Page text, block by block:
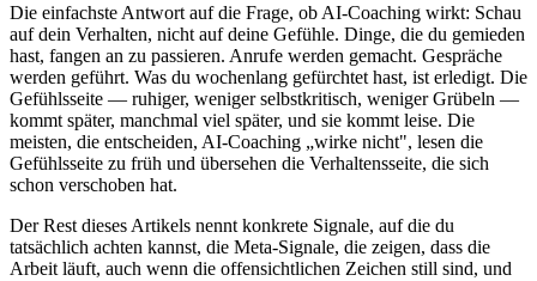
Die einfachste Antwort auf die Frage, ob AI-Coaching wirkt: Schau
auf dein Verhalten, nicht auf deine Gefühle. Dinge, die du gemieden
hast, fangen an zu passieren. Anrufe werden gemacht. Gespräche
werden geführt. Was du wochenlang gefürchtet hast, ist erledigt. Die
Gefühlsseite — ruhiger, weniger selbstkritisch, weniger Grübeln —
kommt später, manchmal viel später, und sie kommt leise. Die
meisten, die entscheiden, AI-Coaching „wirke nicht", lesen die
Gefühlsseite zu früh und übersehen die Verhaltensseite, die sich
schon verschoben hat.
Der Rest dieses Artikels nennt konkrete Signale, auf die du
tatsächlich achten kannst, die Meta-Signale, die zeigen, dass die
Arbeit läuft, auch wenn die offensichtlichen Zeichen still sind, und